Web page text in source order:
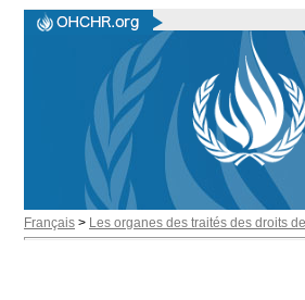
Français > Les organes des traités des droits